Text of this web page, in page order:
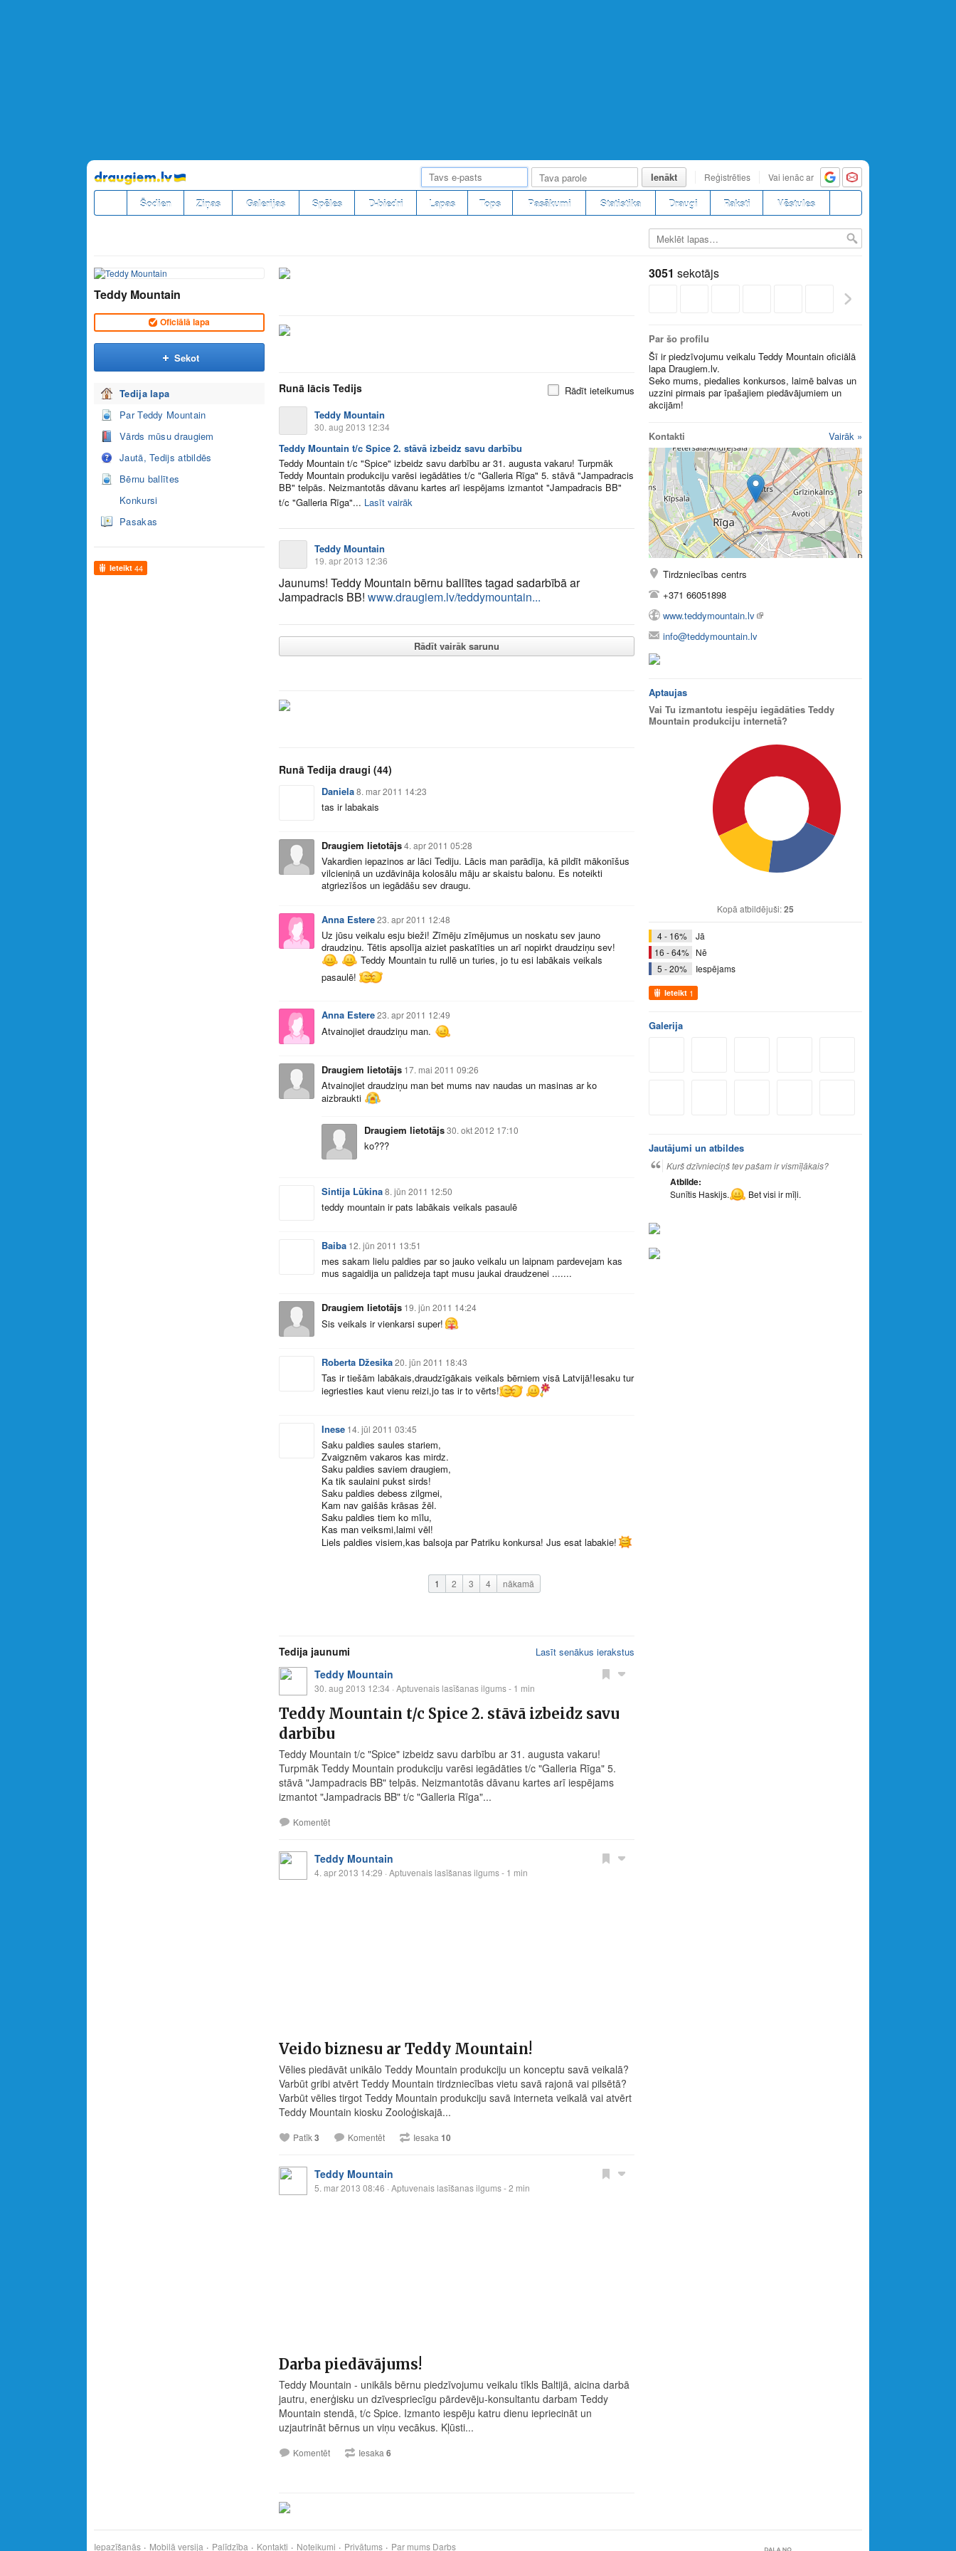
Pāriet
uz
saturu
Ienākt Reģistrēties Vai ienāc ar
Šodien Ziņas Galerijas Spēles D-biedri Lapas Tops Pasākumi Statistika Draugi Raksti Vēstules
Teddy Mountain
Oficiālā lapa
Sekot
Tedija lapa
Par Teddy Mountain
Vārds mūsu draugiem
Jautā, Tedijs atbildēs
Bērnu ballītes
Konkursi
Pasakas
Ieteikt 44
Runā lācis Tedijs
Rādīt ieteikumus
Teddy Mountain
30. aug 2013 12:34
Teddy Mountain t/c Spice 2. stāvā izbeidz savu darbību
Teddy Mountain t/c "Spice" izbeidz savu darbību ar 31. augusta vakaru! Turpmāk
Teddy Mountain produkciju varēsi iegādāties t/c "Galleria Rīga" 5. stāvā "Jampadracis
BB" telpās. Neizmantotās dāvanu kartes arī iespējams izmantot "Jampadracis BB"
t/c "Galleria Rīga"... Lasīt vairāk
Teddy Mountain
19. apr 2013 12:36
Jaunums! Teddy Mountain bērnu ballītes tagad sadarbībā ar
Jampadracis BB! www.draugiem.lv/teddymountain...
Rādīt vairāk sarunu
Runā Tedija draugi (44)
Daniela8. mar 2011 14:23
tas ir labakais
Draugiem lietotājs4. apr 2011 05:28
Vakardien iepazinos ar lāci Tediju. Lācis man parādīja, kā pildīt mākonīšus
vilcieniņā un uzdāvināja kolosālu māju ar skaistu balonu. Es noteikti
atgriezīšos un iegādāšu sev draugu.
Anna Estere23. apr 2011 12:48
Uz jūsu veikalu esju bieži! Zīmēju zīmējumus un noskatu sev jauno
draudziņu. Tētis apsolīja aiziet paskatīties un arī nopirkt draudziņu sev!
Teddy Mountain tu rullē un turies, jo tu esi labākais veikals
pasaulē!
Anna Estere23. apr 2011 12:49
Atvainojiet draudziņu man.
Draugiem lietotājs 17. mai 2011 09:26
Atvainojiet draudziņu man bet mums nav naudas un masinas ar ko
aizbraukti
Draugiem lietotājs30. okt 2012 17:10
ko???
Sintija Lūkina8. jūn 2011 12:50
teddy mountain ir pats labākais veikals pasaulē
Baiba 12. jūn 2011 13:51
mes sakam lielu paldies par so jauko veikalu un laipnam pardevejam kas
mus sagaidija un palidzeja tapt musu jaukai draudzenei .......
Draugiem lietotājs 19. jūn 2011 14:24
Sis veikals ir vienkarsi super!
Roberta Džesika20. jūn 2011 18:43
Tas ir tiešām labākais,draudzīgākais veikals bērniem visā Latvijā!Iesaku tur
iegriesties kaut vienu reizi,jo tas ir to vērts!
Inese 14. jūl 2011 03:45
Saku paldies saules stariem,
Zvaigznēm vakaros kas mirdz.
Saku paldies saviem draugiem,
Ka tik saulaini pukst sirds!
Saku paldies debess zilgmei,
Kam nav gaišās krāsas žēl.
Saku paldies tiem ko mīlu,
Kas man veiksmi,laimi vēl!
Liels paldies visiem,kas balsoja par Patriku konkursa! Jus esat labakie!
1 2 3 4 nākamā
Tedija jaunumi Lasīt senākus ierakstus
Teddy Mountain
30. aug 2013 12:34 · Aptuvenais lasīšanas ilgums - 1 min
Teddy Mountain t/c Spice 2. stāvā izbeidz savu
darbību
Teddy Mountain t/c "Spice" izbeidz savu darbību ar 31. augusta vakaru!
Turpmāk Teddy Mountain produkciju varēsi iegādāties t/c "Galleria Rīga" 5.
stāvā "Jampadracis BB" telpās. Neizmantotās dāvanu kartes arī iespējams
izmantot "Jampadracis BB" t/c "Galleria Rīga"...
Komentēt
Teddy Mountain
4. apr 2013 14:29 · Aptuvenais lasīšanas ilgums - 1 min
Veido biznesu ar Teddy Mountain!
Vēlies piedāvāt unikālo Teddy Mountain produkciju un konceptu savā veikalā?
Varbūt gribi atvērt Teddy Mountain tirdzniecības vietu savā rajonā vai pilsētā?
Varbūt vēlies tirgot Teddy Mountain produkciju savā interneta veikalā vai atvērt
Teddy Mountain kiosku Zooloģiskajā...
Patīk3 Komentēt Iesaka 10
Teddy Mountain
5. mar 2013 08:46 · Aptuvenais lasīšanas ilgums - 2 min
Darba piedāvājums!
Teddy Mountain - unikāls bērnu piedzīvojumu veikalu tīkls Baltijā, aicina darbā
jautru, enerģisku un dzīvespriecīgu pārdevēju-konsultantu darbam Teddy
Mountain stendā, t/c Spice. Izmanto iespēju katru dienu iepriecināt un
uzjautrināt bērnus un viņu vecākus. Kļūsti...
Komentēt Iesaka 6
3051 sekotājs
Par šo profilu
Šī ir piedzīvojumu veikalu Teddy Mountain oficiālā
lapa Draugiem.lv.
Seko mums, piedalies konkursos, laimē balvas un
uzzini pirmais par īpašajiem piedāvājumiem un
akcijām!
Kontakti Vairāk »
Tirdzniecības centrs
+371 66051898
www.teddymountain.lv
info@teddymountain.lv
Aptaujas
Vai Tu izmantotu iespēju iegādāties Teddy
Mountain produkciju internetā?
Kopā atbildējuši:25
4 - 16%
Jā
16 - 64% Nē
5 - 20%
Iespējams
Ieteikt 1
Galerija
Jautājumi un atbildes
Kurš dzīvnieciņš tev pašam ir vismīļākais?
Atbilde:
Sunītis Haskijs. Bet visi ir mīļi.
Iepazīšanās Mobilā versija Palīdzība Kontakti Noteikumi Privātums Par mums Darbs